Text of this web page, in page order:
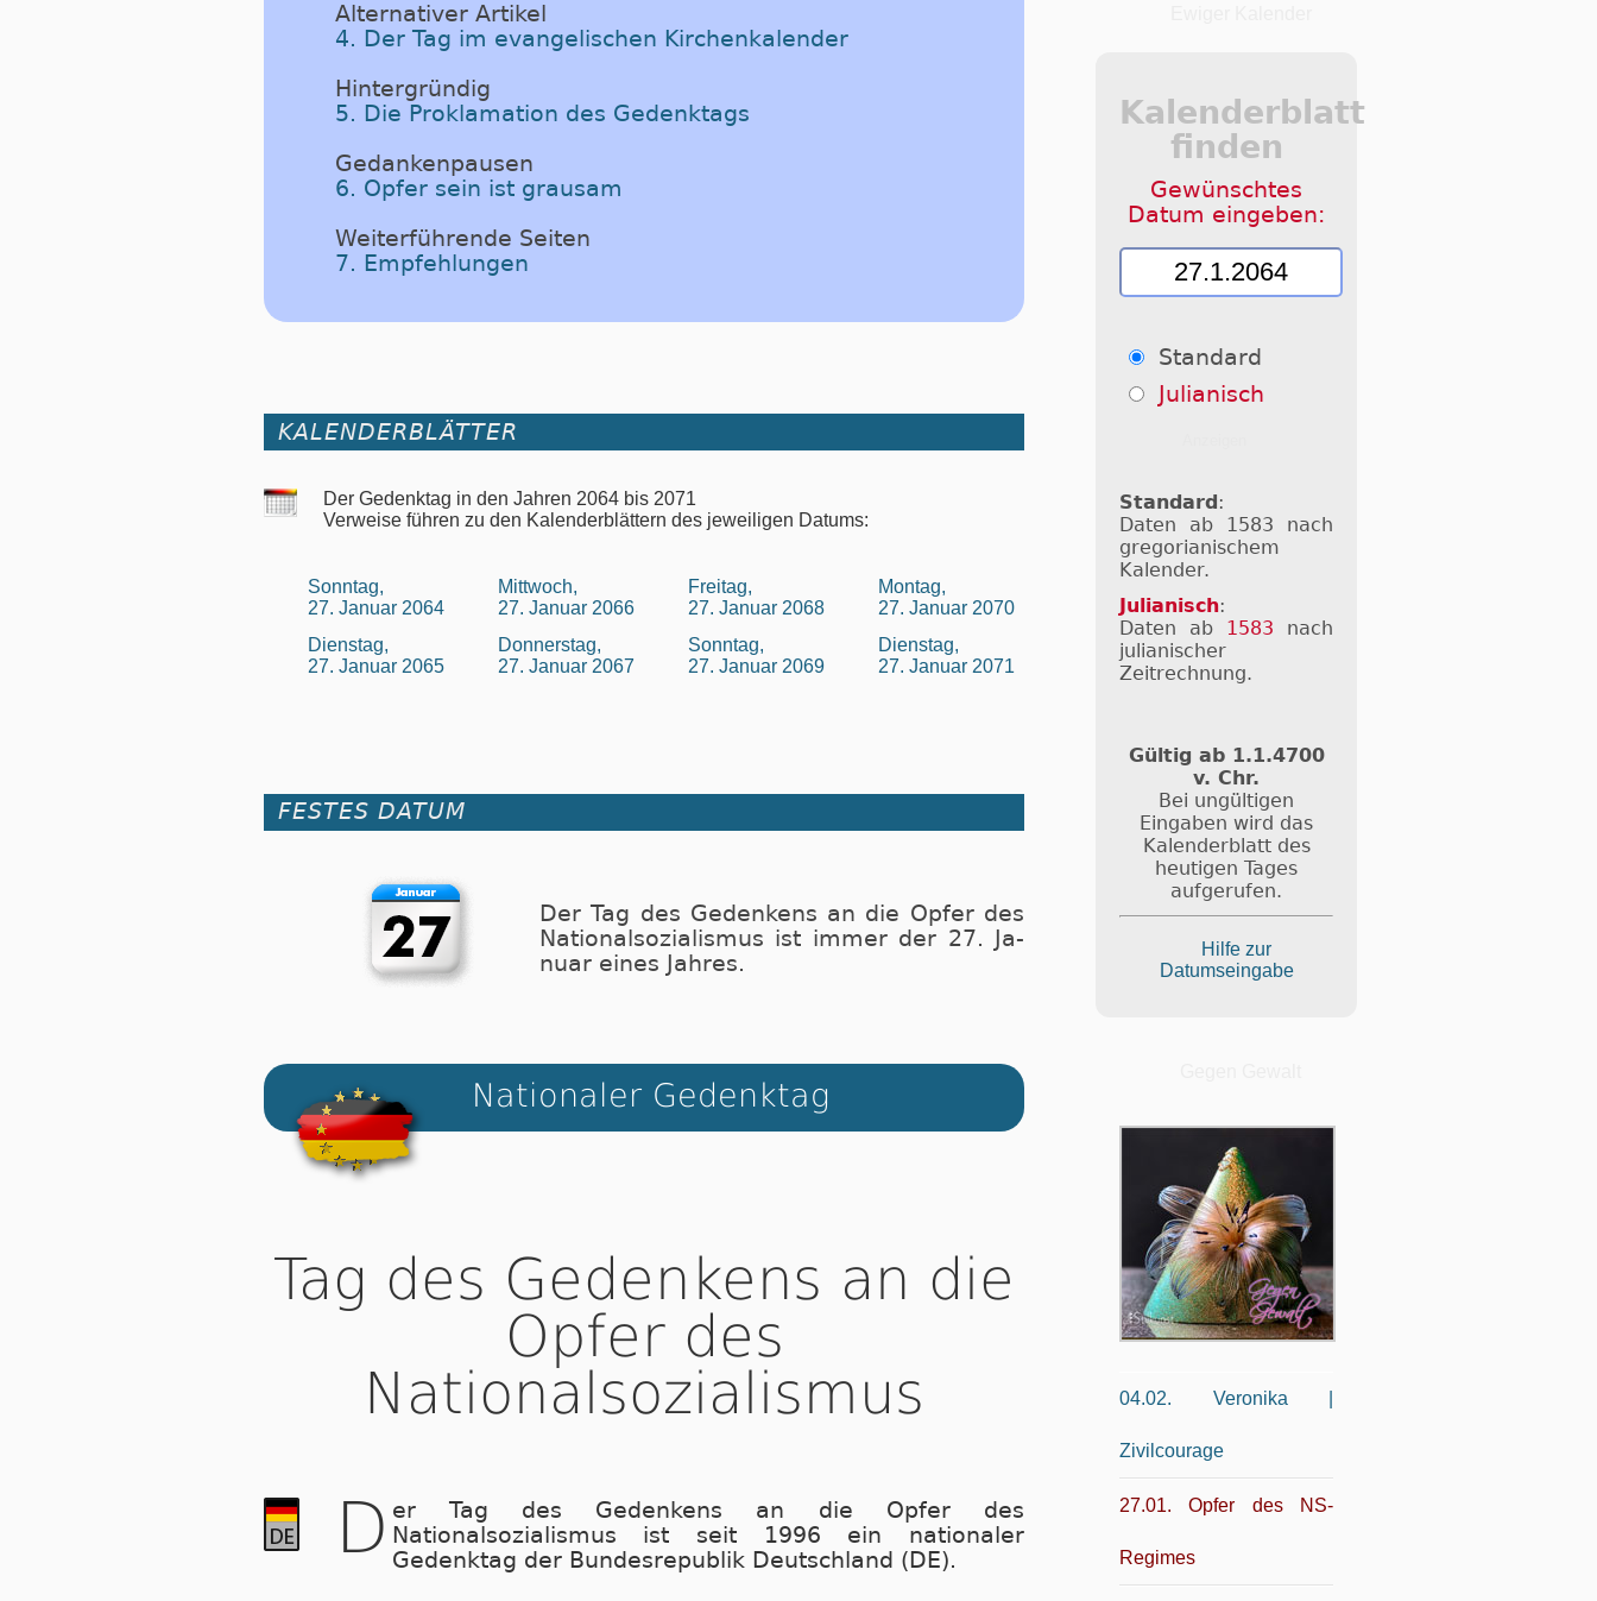
Alternativer Artikel
4. Der Tag im evangelischen Kirchenkalender
Hintergründig
5. Die Proklamation des Gedenktags
Gedankenpausen
6. Opfer sein ist grausam
Weiterführende Seiten
7. Empfehlungen
KALENDERBLÄTTER
Der Gedenktag in den Jahren 2064 bis 2071
Verweise führen zu den Kalenderblättern des jeweiligen Datums:
Sonntag,
27. Januar 2064
Dienstag,
27. Januar 2065
Mittwoch,
27. Januar 2066
Donnerstag,
27. Januar 2067
Freitag,
27. Januar 2068
Sonntag,
27. Januar 2069
Montag,
27. Januar 2070
Dienstag,
27. Januar 2071
FESTES DATUM
Der Tag des Gedenkens an die Op­fer des
Na­ti­o­nal­so­zi­a­lis­mus ist immer der 27. Ja­
nu­ar ei­nes Jahres.
Nationaler Gedenktag
Tag des Gedenkens an die
Opfer des
Nationalsozialismus
D er Tag des Gedenkens an die Opfer des
Nationalsozialismus ist seit 1996 ein nationaler
Gedenktag der Bundesrepublik Deutschland (DE).
Kalenderblatt
finden
Gewünschtes
Datum eingeben:
Standard
Julianisch
Standard:
Daten ab 1583 nach
gregorianischem
Kalender.
Julianisch:
Daten ab 1583 nach
julianischer
Zeitrechnung.
Gültig ab 1.1.4700
v. Chr.
Bei ungültigen
Eingaben wird das
Kalenderblatt des
heutigen Tages
aufgerufen.
Hilfe zur
Datumseingabe
04.02. Veronika |
Zivilcourage
27.01. Opfer des NS-
Regimes